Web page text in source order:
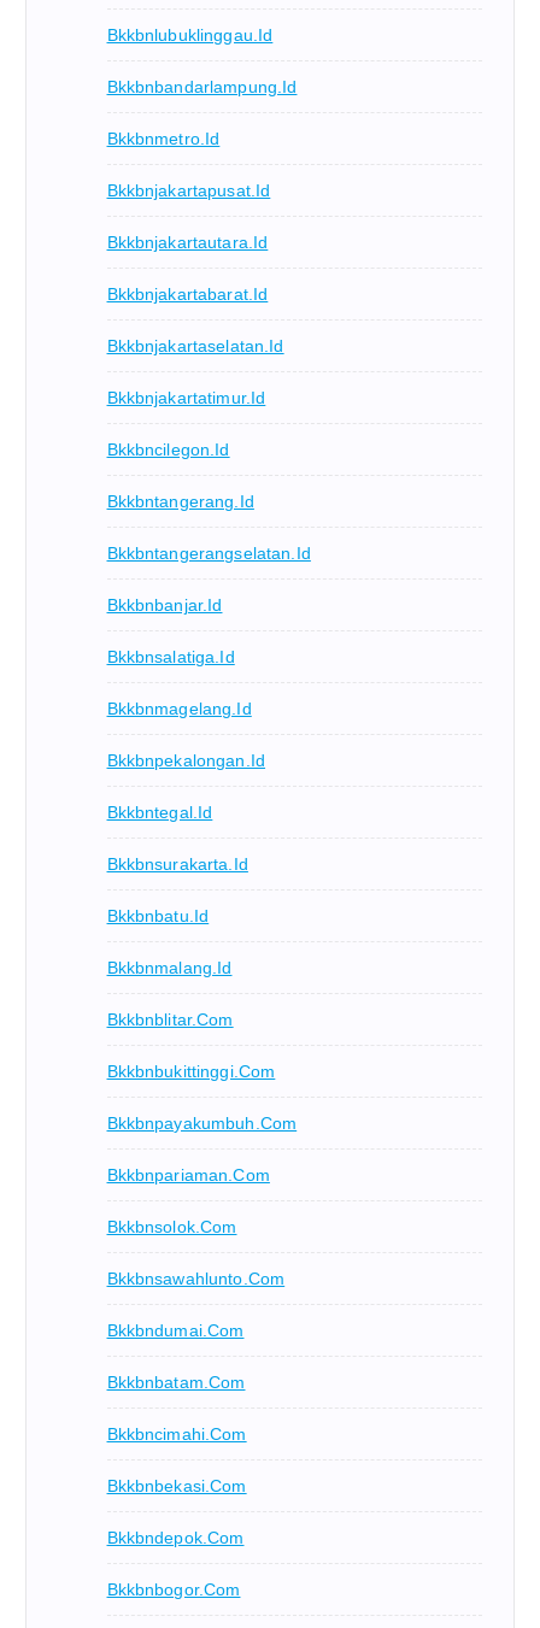
Bkkbnlubuklinggau.id
Bkkbnbandarlampung.id
Bkkbnmetro.id
Bkkbnjakartapusat.id
Bkkbnjakartautara.id
Bkkbnjakartabarat.id
Bkkbnjakartaselatan.id
Bkkbnjakartatimur.id
Bkkbncilegon.id
Bkkbntangerang.id
Bkkbntangerangselatan.id
Bkkbnbanjar.id
Bkkbnsalatiga.id
Bkkbnmagelang.id
Bkkbnpekalongan.id
Bkkbntegal.id
Bkkbnsurakarta.id
Bkkbnbatu.id
Bkkbnmalang.id
Bkkbnblitar.com
Bkkbnbukittinggi.com
Bkkbnpayakumbuh.com
Bkkbnpariaman.com
Bkkbnsolok.com
Bkkbnsawahlunto.com
Bkkbndumai.com
Bkkbnbatam.com
Bkkbncimahi.com
Bkkbnbekasi.com
Bkkbndepok.com
Bkkbnbogor.com